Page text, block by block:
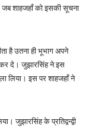
शाहजहाँ को इसकी सूचना
है उतना ही भूभाग अपने
दे। जुझारसिंह ने इस
लिया। इस पर शाहजहाँ ने
जुझारसिंह के प्रतिद्वन्द्वी